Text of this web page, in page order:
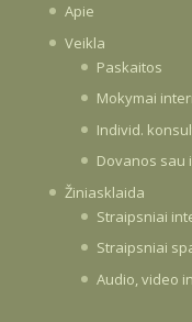
Apie
Veikla
Paskaitos
Mokymai
Individ.
Dovanos sau
Žiniasklaida
Straipsniai
Straipsniai
Audio, video